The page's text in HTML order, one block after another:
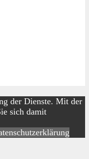
der Dienste. Mit der
sich damit